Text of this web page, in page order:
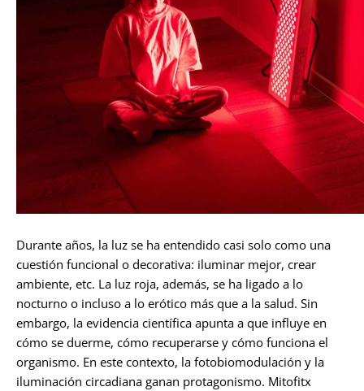
Durante años, la luz se ha entendido casi solo como una
cuestión funcional o decorativa: iluminar mejor, crear
ambiente, etc. La luz roja, además, se ha ligado a lo
nocturno o incluso a lo erótico más que a la salud. Sin
embargo, la evidencia científica apunta a que influye en
cómo se duerme, cómo recuperarse y cómo funciona el
organismo. En este contexto, la fotobiomodulación y la
iluminación circadiana ganan protagonismo. Mitofitx